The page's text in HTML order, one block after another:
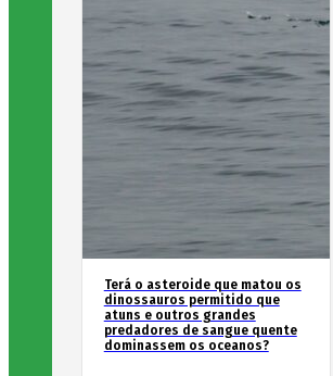
Terá o asteroide que matou os
dinossauros permitido que
atuns e outros grandes
predadores de sangue quente
dominassem os oceanos?